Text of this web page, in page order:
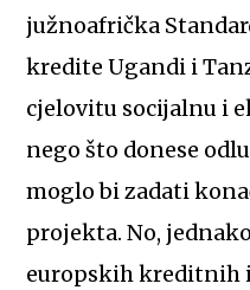
južnoafrička
kredite Ugandi i
cjelovitu socijalnu i
nego što donese
moglo bi zadati
projekta. No,
europskih kreditnih